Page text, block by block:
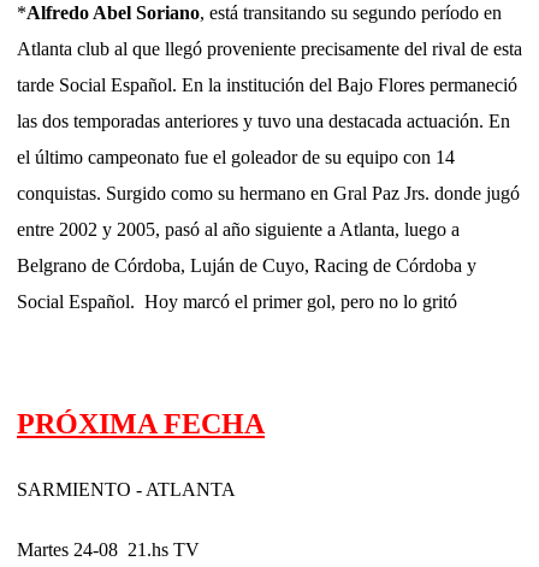
*Alfredo Abel Soriano, está transitando su segundo período en
Atlanta club al que llegó proveniente precisamente del rival de esta
tarde Social Español. En la institución del Bajo Flores permaneció
las dos temporadas anteriores y tuvo una destacada actuación. En
el último campeonato fue el goleador de su equipo con 14
conquistas. Surgido como su hermano en Gral Paz Jrs. donde jugó
entre 2002 y 2005, pasó al año siguiente a Atlanta, luego a
Belgrano de Córdoba, Luján de Cuyo, Racing de Córdoba y
Social Español. Hoy marcó el primer gol, pero no lo gritó
PRÓXIMA FECHA
SARMIENTO - ATLANTA
Martes 24-08 21.hs TV